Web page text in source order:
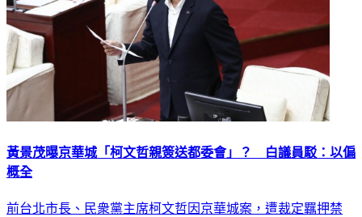
黃景茂曝京華城「柯文哲親簽送都委會」？ 白議員駁：以偏
概全
前台北市長、民衆黨主席柯文哲因京華城案，遭裁定羈押禁